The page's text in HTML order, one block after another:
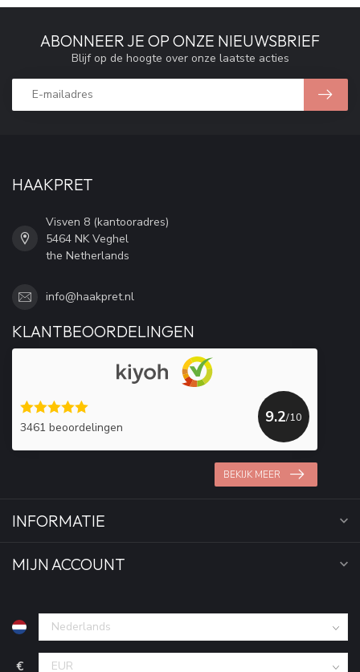
ABONNEER JE OP ONZE NIEUWSBRIEF
Blijf op de hoogte over onze laatste acties
HAAKPRET
Visven 8 (kantooradres)
5464 NK Veghel
the Netherlands
info@haakpret.nl
KLANTBEOORDELINGEN
3461 beoordelingen
9.2/10
BEKIJK MEER
INFORMATIE
MIJN ACCOUNT
€